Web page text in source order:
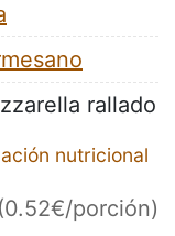
rallado
nutricional
(0.52€/porción)